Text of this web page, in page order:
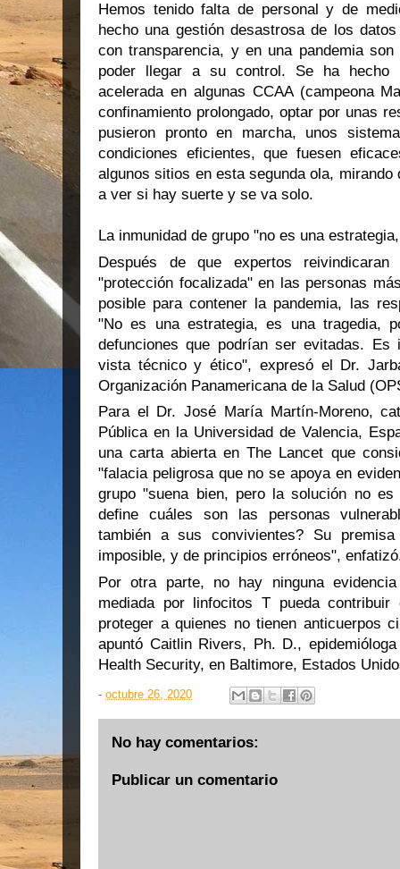
Hemos tenido falta de personal y de
hecho una gestión desastrosa de los
con transparencia, y en una pandemia son
poder llegar a su control. Se ha hecho
acelerada en algunas CCAA (campeona
confinamiento prolongado, optar por unas
pusieron pronto en marcha, unos
condiciones eficientes, que fuesen
algunos sitios en esta segunda ola,
a ver si hay suerte y se va solo.
La inmunidad de grupo "no es una
Después de que expertos
"protección focalizada" en las personas
posible para contener la pandemia, las
"No es una estrategia, es una tragedia,
defunciones que podrían ser evitadas. Es
vista técnico y ético", expresó el Dr.
Organización Panamericana de la Salud
Para el Dr. José María Martín-Moreno,
Pública en la Universidad de Valencia,
una carta abierta en The Lancet que
"falacia peligrosa que no se apoya en
grupo "suena bien, pero la solución no
define cuáles son las personas
también a sus convivientes? Su
imposible, y de principios erróneos",
Por otra parte, no hay ninguna
mediada por linfocitos T pueda
proteger a quienes no tienen anticuerpos
apuntó Caitlin Rivers, Ph. D.,
Health Security, en Baltimore, Estados
- octubre 26, 2020
No hay comentarios:
Publicar un comentario